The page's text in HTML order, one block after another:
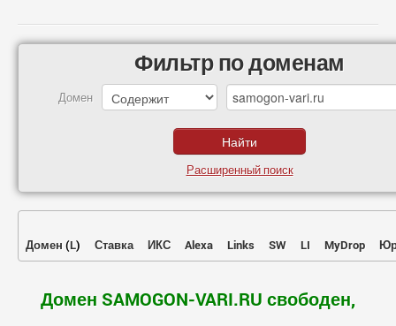
Фильтр по доменам
Домен
Расширенный поиск
Домен (L) Ставка ИКС Alexa Links SW LI MyDrop
Домен SAMOGON-VARI.RU свободен,